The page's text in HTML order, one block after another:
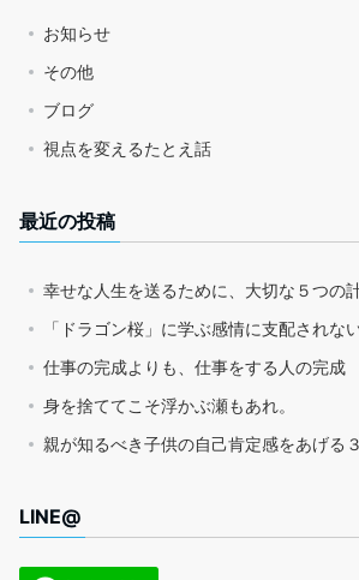
お知らせ
その他
ブログ
視点を変えるたとえ話
最近の投稿
幸せな人生を送るために、大切な５つの
「ドラゴン桜」に学ぶ感情に支配されな
仕事の完成よりも、仕事をする人の完成
身を捨ててこそ浮かぶ瀬もあれ。
親が知るべき子供の自己肯定感をあげる
LINE@